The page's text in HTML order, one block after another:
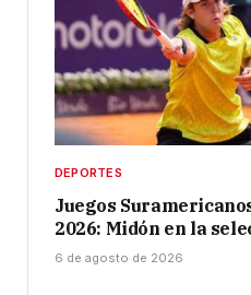
DEPORTES
Juegos
2026: Midón en la
6 de agosto de 2026